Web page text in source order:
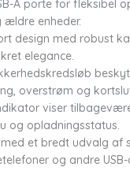
A porte for fleksibel
ældre enheder.
design med robust
elegance.
overstrøm og
viser
og opladningsstatus.
et bredt udvalg af
og andre